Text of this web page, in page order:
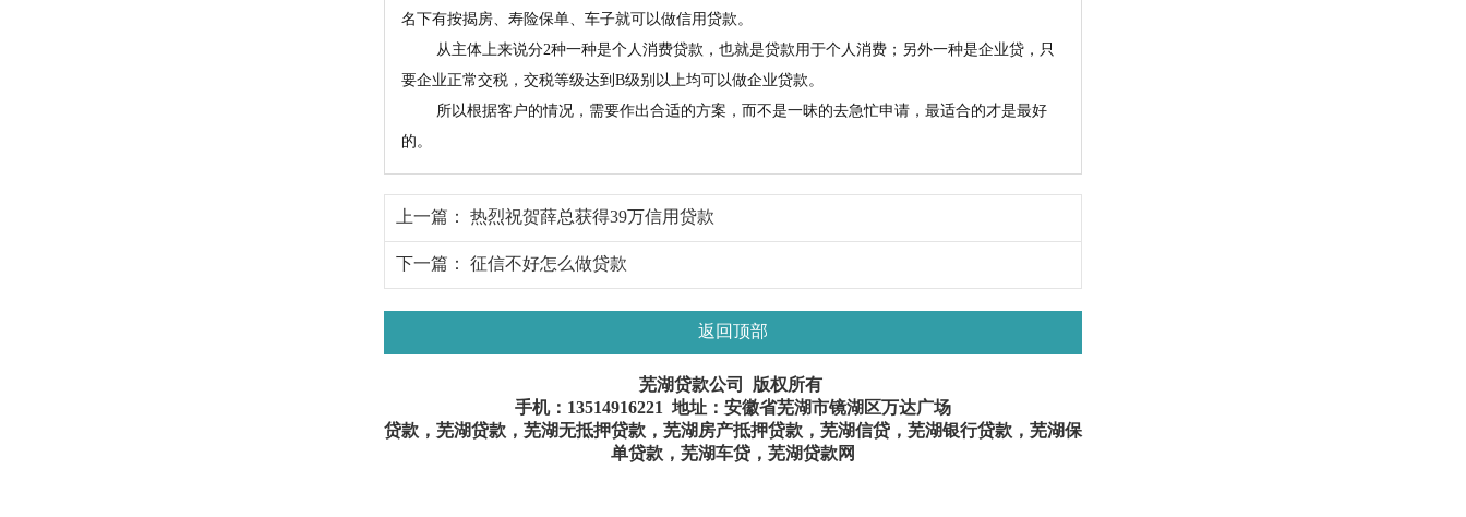
名下有按揭房、寿险保单、车子就可以做信用贷款。
从主体上来说分2种一种是个人消费贷款，也就是贷款用于个人消费；另外一种是企业贷，只
要企业正常交税，交税等级达到B级别以上均可以做企业贷款。
所以根据客户的情况，需要作出合适的方案，而不是一昧的去急忙申请，最适合的才是最好
的。
上一篇： 热烈祝贺薛总获得39万信用贷款
下一篇： 征信不好怎么做贷款
返回顶部
芜湖贷款公司 版权所有
手机： 13514916221 地址：安徽省芜湖市镜湖区万达广场
贷款，芜湖贷款，芜湖无抵押贷款，芜湖房产抵押贷款，芜湖信贷，芜湖银行贷款，芜湖保
单贷款，芜湖车贷，芜湖贷款网